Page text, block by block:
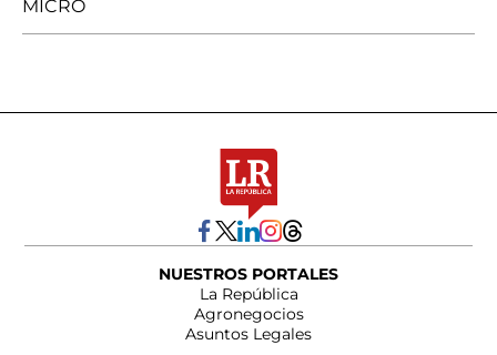
MICRO
NUESTROS PORTALES
La República
Agronegocios
Asuntos Legales